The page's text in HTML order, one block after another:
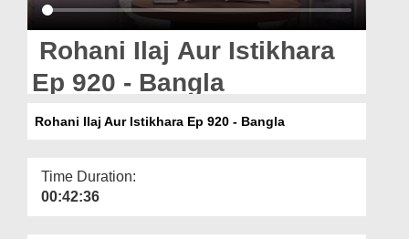
Magazine
Rohani Ilaj Aur Istikhara
Ep 920 - Bangla
Rohani Ilaj Aur Istikhara Ep 920 - Bangla
Time Duration:
00:42:36